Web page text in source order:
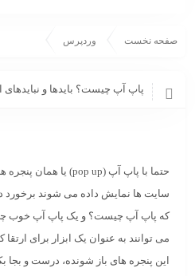
صفحه نخست وردپرس
پاپ آپ چیست؟ بایدها و نبایدهای
حتما با پاپ آپ (pop up)
یا همان پنجره
سایت ها نمایش داده می شوند برخورد
که پاپ آپ چیست؟ و یک پاپ آپ خوب
می توانند به عنوان یک ابزار برای
این پنجره های باز شونده، درست و